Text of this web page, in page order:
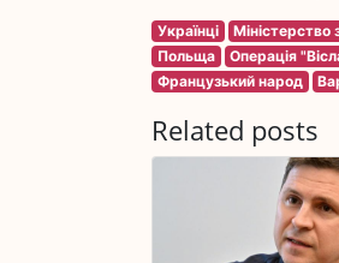
Українці Міністерство
Польща
Операція
Французький народ
Related posts